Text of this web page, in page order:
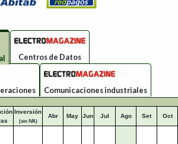
Centros de Datos
Comunicaciones industriales
Inversión
(sin IVA)
Abr May Jun Jul Ago Set Oct